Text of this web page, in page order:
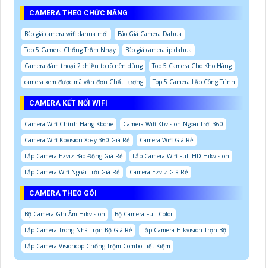
CAMERA THEO CHỨC NĂNG
Báo giá camera wifi dahua mới
Báo Giá Camera Dahua
Top 5 Camera Chống Trộm Nhạy
Báo giá camera ip dahua
Camera đàm thoại 2 chiều to rõ nên dùng
Top 5 Camera Cho Kho Hàng
camera xem được mã vận đơn Chất Lượng
Top 5 Camera Lắp Công Trình
CAMERA KẾT NỐI WIFI
Camera Wifi Chính Hãng Kbone
Camera Wifi Kbvision Ngoài Trời 360
Camera Wifi Kbvision Xoay 360 Giá Rẻ
Camera Wifi Giá Rẻ
Lắp Camera Ezviz Báo Động Giá Rẻ
Lắp Camera Wifi Full HD Hikvision
Lắp Camera Wifi Ngoài Trời Giá Rẻ
Camera Ezviz Giá Rẻ
CAMERA THEO GÓI
Bộ Camera Ghi Âm Hikvision
Bộ Camera Full Color
Lắp Camera Trong Nhà Trọn Bộ Giá Rẻ
Lắp Camera Hikvision Trọn Bộ
Lắp Camera Visioncop Chống Trộm Combo Tiết Kiệm